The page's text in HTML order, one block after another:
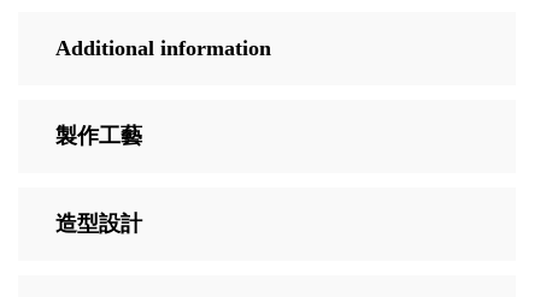
Additional information
製作工藝
造型設計